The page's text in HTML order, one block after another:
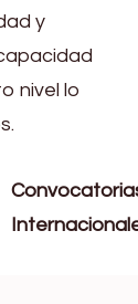
y
nivel lo